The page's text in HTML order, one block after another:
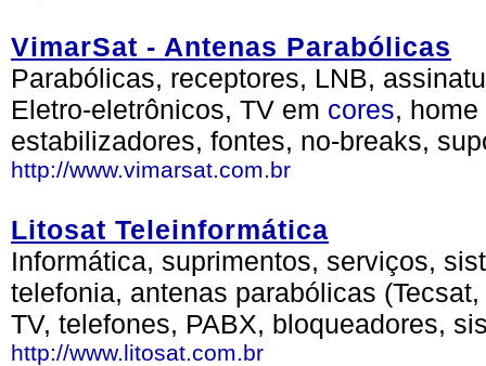
VimarSat - Antenas Parabólicas
Parabólicas, receptores, LNB,
Eletro-eletrônicos, TV em cores,
estabilizadores, fontes, no-breaks,
http://www.vimarsat.com.br
Litosat Teleinformática
Informática, suprimentos, serviços,
telefonia, antenas parabólicas
TV, telefones, PABX, bloqueadores,
http://www.litosat.com.br